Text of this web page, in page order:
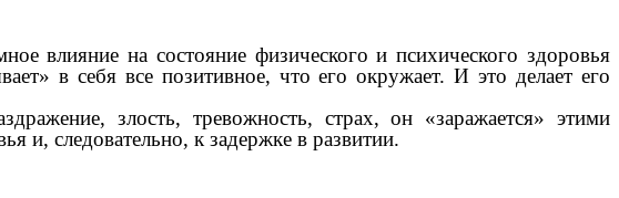
влияние на состояние физического и психического здоровья
в себя все позитивное, что его окружает. И это делает его
злость, тревожность, страх, он «заражается» этими
и, следовательно, к задержке в развитии.